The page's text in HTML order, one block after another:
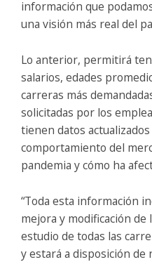
información que
una visión más real del
Lo anterior, permitirá
salarios, edades
carreras más
solicitadas por los
tienen datos
comportamiento del
pandemia y cómo ha
“Toda esta información
mejora y modificación
estudio de todas las
y estará a disposición de